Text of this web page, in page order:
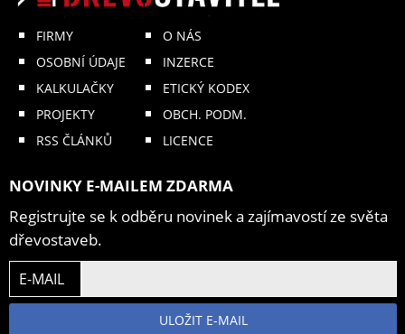
FIRMY
OSOBNÍ ÚDAJE
KALKULAČKY
PROJEKTY
RSS ČLÁNKŮ
O NÁS
INZERCE
ETICKÝ KODEX
OBCH. PODM.
LICENCE
NOVINKY E-MAILEM ZDARMA
Registrujte se k odběru novinek a zajímavostí ze světa
dřevostaveb.
E-MAIL
ULOŽIT E-MAIL